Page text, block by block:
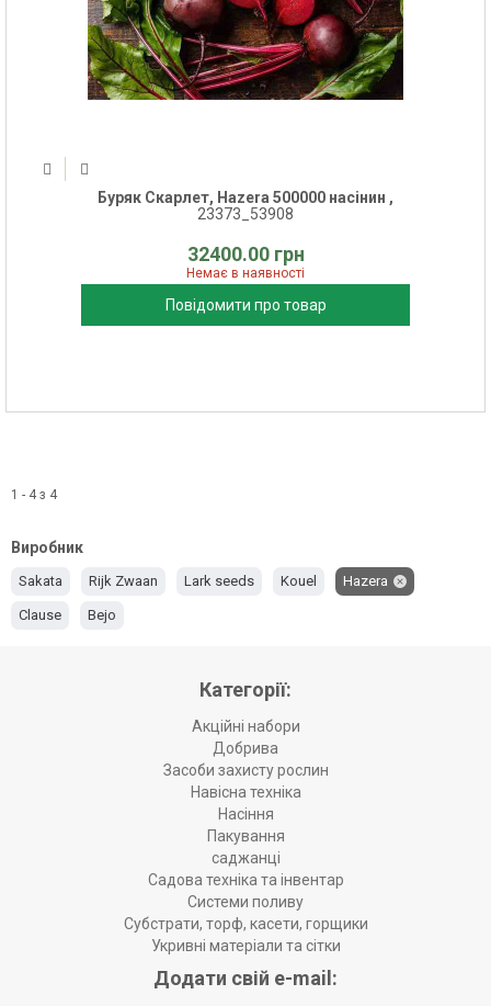
Буряк Скарлет, Hazera 500000 насінин ,
23373_53908
32400.00 грн
Немає в наявності
Повідомити про товар
1 - 4 з 4
Виробник
Sakata Rijk Zwaan Lark seeds Kouel Hazera
Clause Bejo
Категорії:
Акційні набори
Добрива
Засоби захисту рослин
Навісна техніка
Насіння
Пакування
саджанці
Садова техніка та інвентар
Системи поливу
Субстрати, торф, касети, горщики
Укривні матеріали та сітки
Додати свій e-mail: